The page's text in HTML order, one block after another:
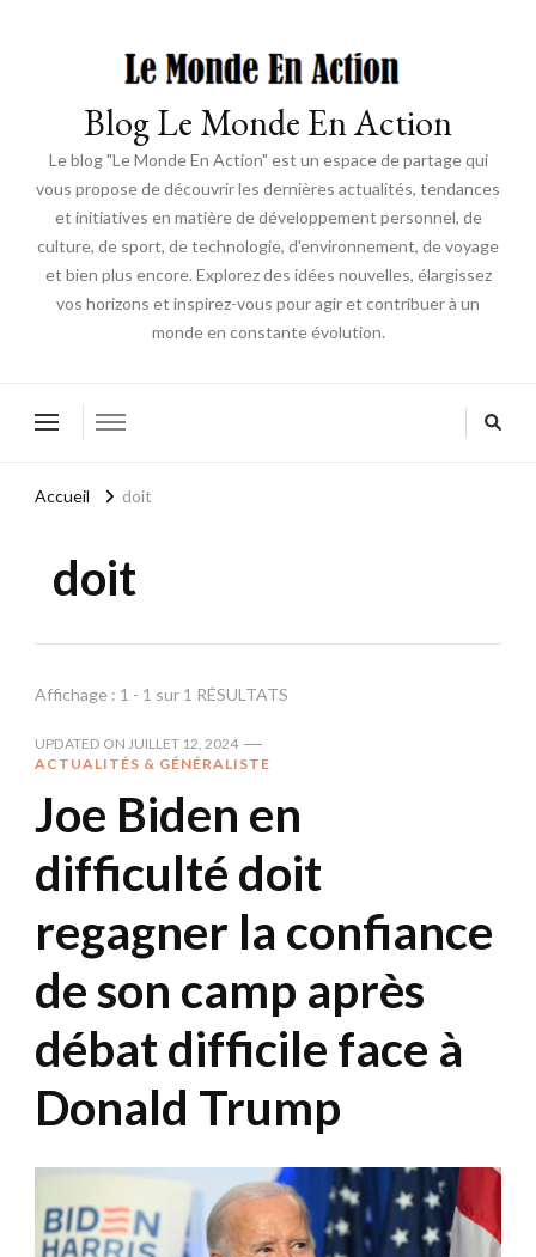
Blog Le Monde En Action
Le blog "Le Monde En Action" est un espace de partage qui
vous propose de découvrir les dernières actualités, tendances
et initiatives en matière de développement personnel, de
culture, de sport, de technologie, d'environnement, de voyage
et bien plus encore. Explorez des idées nouvelles, élargissez
vos horizons et inspirez-vous pour agir et contribuer à un
monde en constante évolution.
Accueil doit
doit
Affichage : 1 - 1 sur 1 RÉSULTATS
UPDATED ON JUILLET 12, 2024
ACTUALITÉS & GÉNÉRALISTE
Joe Biden en
difficulté doit
regagner la confiance
de son camp après
débat difficile face à
Donald Trump